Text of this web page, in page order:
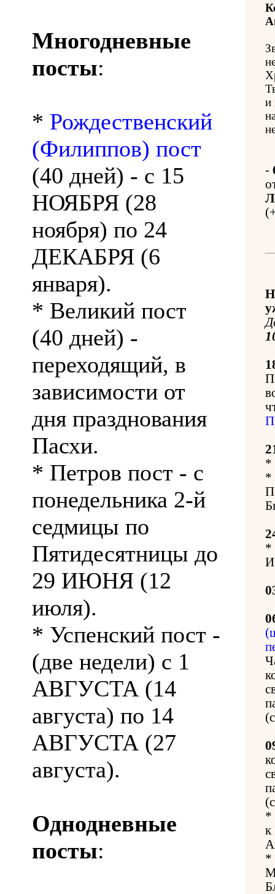
Многодневные
посты:
* Рождественский
(Филиппов) пост
(40 дней) - с 15
НОЯБРЯ (28
ноября) по 24
ДЕКАБРЯ (6
января).
* Великий пост
(40 дней) -
переходящий, в
зависимости от
дня празднования
Пасхи.
* Петров пост - с
понедельника 2-й
седмицы по
Пятидесятницы до
29 ИЮНЯ (12
июля).
* Успенский пост -
(две недели) с 1
АВГУСТА (14
августа) по 14
АВГУСТА (27
августа).
Однодневные
посты:
и
-
*
*
*
*
к
*